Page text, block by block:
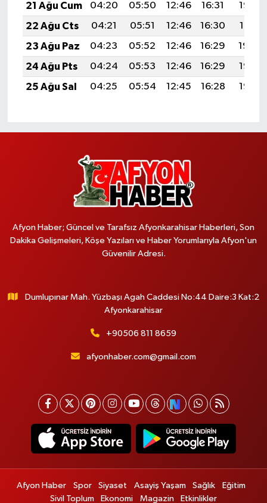
21 Ağu Cum
04:20 05:50 12:46 16:31
19:33
22 Ağu Cts
04:21 05:51 12:46 16:30
19:31
23 Ağu Paz
04:23 05:52 12:46 16:29
19:30
24 Ağu Pts
04:24 05:53 12:46 16:29
19:28
25 Ağu Sal
04:25 05:54 12:45 16:28 19:27
Afyon Haber; Güncel ve Tarafsız Afyonkarahisar Haberleri, Son
Dakika Gelişmeleri, Köşe Yazıları ve Haber Yorumlarıyla Afyon'un
Güvenilir Adresi.
Dumlupınar Mah. Yüzbaşı Agah Caddesi No:44 Daire:3 Kat:2
Afyonkarahisar
+90506 811 8659
afyonhaber.com@gmail.com
Afyon Haber Spor Siyaset Asayiş Yaşam Sağlık
Eğitim
Sivil Toplum
Ekonomi Magazin Etkinlikler